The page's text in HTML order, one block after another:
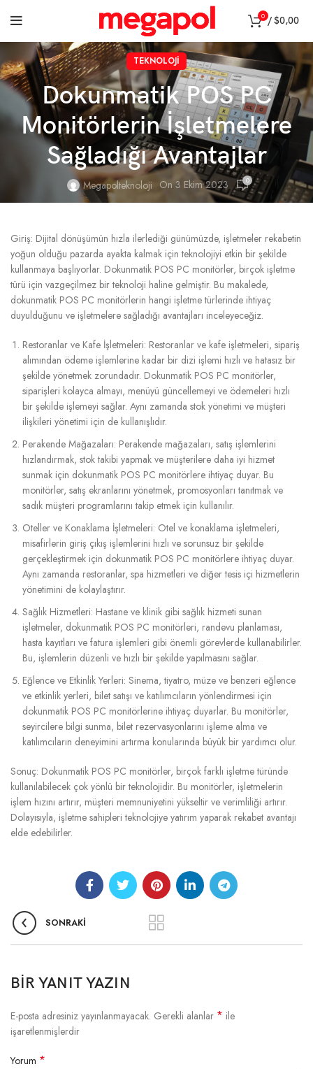
0 /$0,00
TEKNOLOJI
Dokunmatik POS PC
Monitörlerin İşletmelere
Sağladığı Avantajlar
Megapolteknoloji On 3 Ekim 2023 0
Giriş: Dijital dönüşümün hızla ilerlediği günümüzde, işletmeler rekabetin
yoğun olduğu pazarda ayakta kalmak için teknolojiyi etkin bir şekilde
kullanmaya başlıyorlar. Dokunmatik POS PC monitörler, birçok işletme
türü için vazgeçilmez bir teknoloji haline gelmiştir. Bu makalede,
dokunmatik POS PC monitörlerin hangi işletme türlerinde ihtiyaç
duyulduğunu ve işletmelere sağladığı avantajları inceleyeceğiz.
Restoranlar ve Kafe İşletmeleri: Restoranlar ve kafe işletmeleri, sipariş
alımından ödeme işlemlerine kadar bir dizi işlemi hızlı ve hatasız bir
şekilde yönetmek zorundadır. Dokunmatik POS PC monitörler,
siparişleri kolayca almayı, menüyü güncellemeyi ve ödemeleri hızlı
bir şekilde işlemeyi sağlar. Aynı zamanda stok yönetimi ve müşteri
ilişkileri yönetimi için de kullanışlıdır.
Perakende Mağazaları: Perakende mağazaları, satış işlemlerini
hızlandırmak, stok takibi yapmak ve müşterilere daha iyi hizmet
sunmak için dokunmatik POS PC monitörlere ihtiyaç duyar. Bu
monitörler, satış ekranlarını yönetmek, promosyonları tanıtmak ve
sadık müşteri programlarını takip etmek için kullanılır.
Oteller ve Konaklama İşletmeleri: Otel ve konaklama işletmeleri,
misafirlerin giriş çıkış işlemlerini hızlı ve sorunsuz bir şekilde
gerçekleştirmek için dokunmatik POS PC monitörlere ihtiyaç duyar.
Aynı zamanda restoranlar, spa hizmetleri ve diğer tesis içi hizmetlerin
yönetimini de kolaylaştırır.
Sağlık Hizmetleri: Hastane ve klinik gibi sağlık hizmeti sunan
işletmeler, dokunmatik POS PC monitörleri, randevu planlaması,
hasta kayıtları ve fatura işlemleri gibi önemli görevlerde kullanabilirler.
Bu, işlemlerin düzenli ve hızlı bir şekilde yapılmasını sağlar.
Eğlence ve Etkinlik Yerleri: Sinema, tiyatro, müze ve benzeri eğlence
ve etkinlik yerleri, bilet satışı ve katılımcıların yönlendirmesi için
dokunmatik POS PC monitörlerine ihtiyaç duyarlar. Bu monitörler,
seyircilere bilgi sunma, bilet rezervasyonlarını işleme alma ve
katılımcıların deneyimini artırma konularında büyük bir yardımcı olur.
Sonuç: Dokunmatik POS PC monitörler, birçok farklı işletme türünde
kullanılabilecek çok yönlü bir teknolojidir. Bu monitörler, işletmelerin
işlem hızını artırır, müşteri memnuniyetini yükseltir ve verimliliği artırır.
Dolayısıyla, işletme sahipleri teknolojiye yatırım yaparak rekabet avantajı
elde edebilirler.
SONRAKI
BIR YANIT YAZIN
E-posta adresiniz yayınlanmayacak. Gerekli alanlar * ile
işaretlenmişlerdir
Yorum *